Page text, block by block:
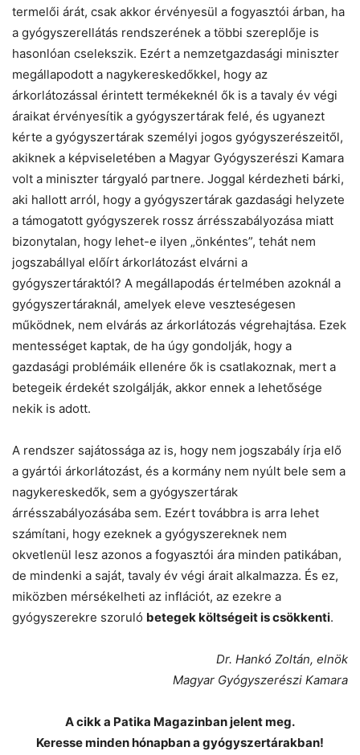
termelői árát, csak akkor érvényesül a fogyasztói árban, ha
a gyógyszerellátás rendszerének a többi szereplője is
hasonlóan cselekszik. Ezért a nemzetgazdasági miniszter
megállapodott a nagykereskedőkkel, hogy az
árkorlátozással érintett termékeknél ők is a tavaly év végi
áraikat érvényesítik a gyógyszertárak felé, és ugyanezt
kérte a gyógyszertárak személyi jogos gyógyszerészeitől,
akiknek a képviseletében a Magyar Gyógyszerészi Kamara
volt a miniszter tárgyaló partnere. Joggal kérdezheti bárki,
aki hallott arról, hogy a gyógyszertárak gazdasági helyzete
a támogatott gyógyszerek rossz árrésszabályozása miatt
bizonytalan, hogy lehet-e ilyen „önkéntes”, tehát nem
jogszabállyal előírt árkorlátozást elvárni a
gyógyszertáraktól? A megállapodás értelmében azoknál a
gyógyszertáraknál, amelyek eleve veszteségesen
működnek, nem elvárás az árkorlátozás végrehajtása. Ezek
mentességet kaptak, de ha úgy gondolják, hogy a
gazdasági problémáik ellenére ők is csatlakoznak, mert a
betegeik érdekét szolgálják, akkor ennek a lehetősége
nekik is adott.
A rendszer sajátossága az is, hogy nem jogszabály írja elő
a gyártói árkorlátozást, és a kormány nem nyúlt bele sem a
nagykereskedők, sem a gyógyszertárak
árrésszabályozásába sem. Ezért továbbra is arra lehet
számítani, hogy ezeknek a gyógyszereknek nem
okvetlenül lesz azonos a fogyasztói ára minden patikában,
de mindenki a saját, tavaly év végi árait alkalmazza. És ez,
miközben mérsékelheti az inflációt, az ezekre a
gyógyszerekre szoruló betegek költségeit is csökkenti.
Dr. Hankó Zoltán, elnök
Magyar Gyógyszerészi Kamara
A cikk a Patika Magazinban jelent meg.
Keresse minden hónapban a gyógyszertárakban!